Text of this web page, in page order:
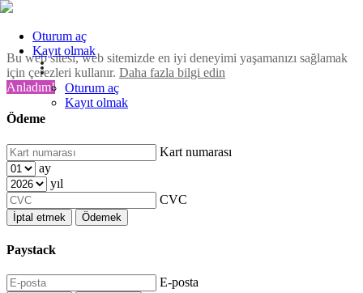
Bu web sitesi, web sitemizde en iyi deneyimi yaşamanızı sağlamak
için çerezleri kullanır. Daha fazla bilgi edin
Anladım!
Ödeme
Kart numarası
ay
yıl
CVC
İptal etmek Ödemek
Paystack
E-posta
Oturum aç
Kayıt olmak
Oturum aç
Kayıt olmak